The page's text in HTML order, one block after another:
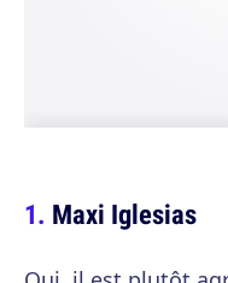
Maxi Iglesias